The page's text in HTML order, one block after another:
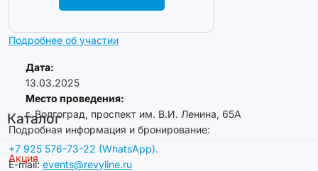
Каталог
Акция
Подробнее об участии
Дата:
13.03.2025
Место проведения:
г. Волгоград, проспект им. В.И. Ленина, 65А
Подробная информация и бронирование:
+7 925 576-73-22 (WhatsApp).
E-mail: events@revyline.ru